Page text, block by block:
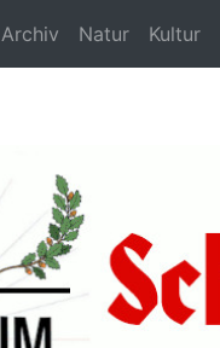
Archiv Natur Kultur